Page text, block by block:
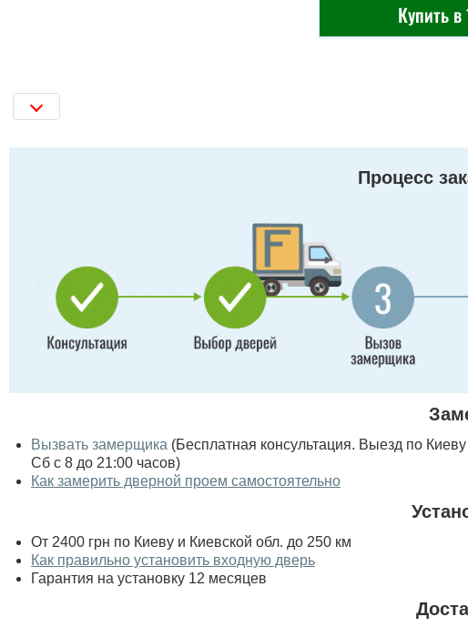
Купить
Процесс
Вызвать замерщика (Бесплатная консультация. Выезд по
Сб с 8 до 21:00 часов)
Как замерить дверной проем самостоятельно
От 2400 грн по Киеву и Киевской обл. до 250 км
Как правильно установить входную дверь
Гарантия на установку 12 месяцев